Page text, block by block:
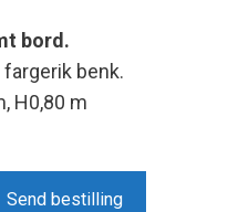
bord.
benk.
H0,80 m
Send bestilling